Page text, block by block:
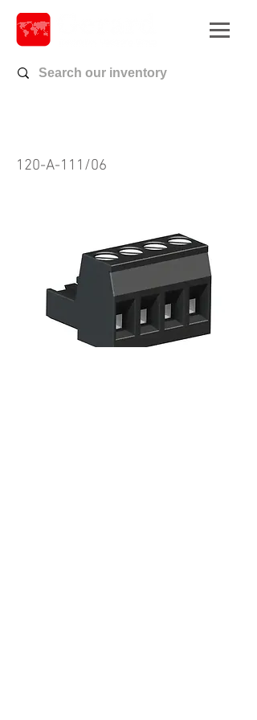
120-A-111/06